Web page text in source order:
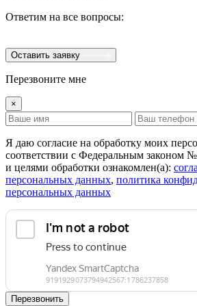
Ответим на все вопросы:
Оставить заявку
Перезвоните мне
×
Я даю согласие на обработку моих
соответствии с Федеральным законом
и целями обработки ознакомлен(а):
персональных данных, политика
персональных данных
Перезвонить